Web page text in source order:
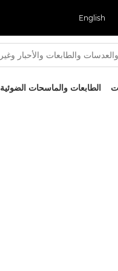
English
الطابعات والماسحات الضوئية